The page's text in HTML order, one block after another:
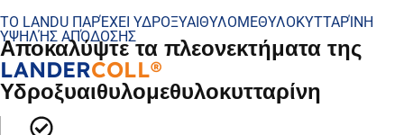
ΤΟ LANDU ΠΑΡΈΧΕΙ ΥΔΡΟΞΥΑΙΘΥΛΟΜΕΘΥΛΟΚΥΤΤΑΡΊΝΗ
ΥΨΗΛΉΣ ΑΠΌΔΟΣΗΣ
Αποκαλύψτε τα πλεονεκτήματα της
LANDERCOLL®
Υδροξυαιθυλομεθυλοκυτταρίνη